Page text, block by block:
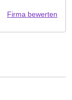
Firma bewerten